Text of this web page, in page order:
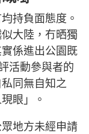
持負面態度。
大陸，冇晒獨
係進出公園既
活動參與者的
同無自知之
眼」。
地方未經申請